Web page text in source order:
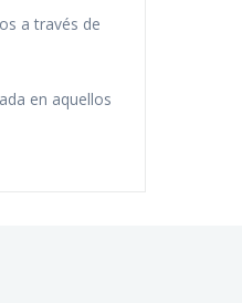
a través de
en aquellos